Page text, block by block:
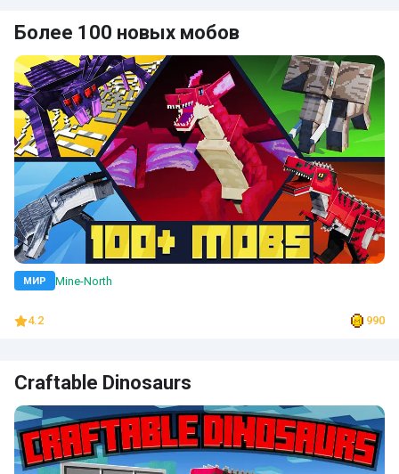
Более 100 новых мобов
МИР Mine-North
4.2 990
Craftable Dinosaurs